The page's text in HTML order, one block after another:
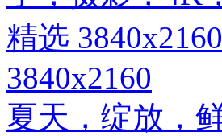
3840x2160
夏天，绽放，